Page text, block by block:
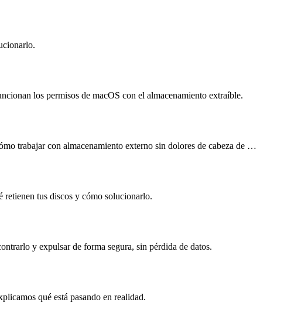
los permisos de macOS con el almacenamiento extraíble.
trabajar con almacenamiento externo sin dolores de cabeza de …
tus discos y cómo solucionarlo.
y expulsar de forma segura, sin pérdida de datos.
qué está pasando en realidad.